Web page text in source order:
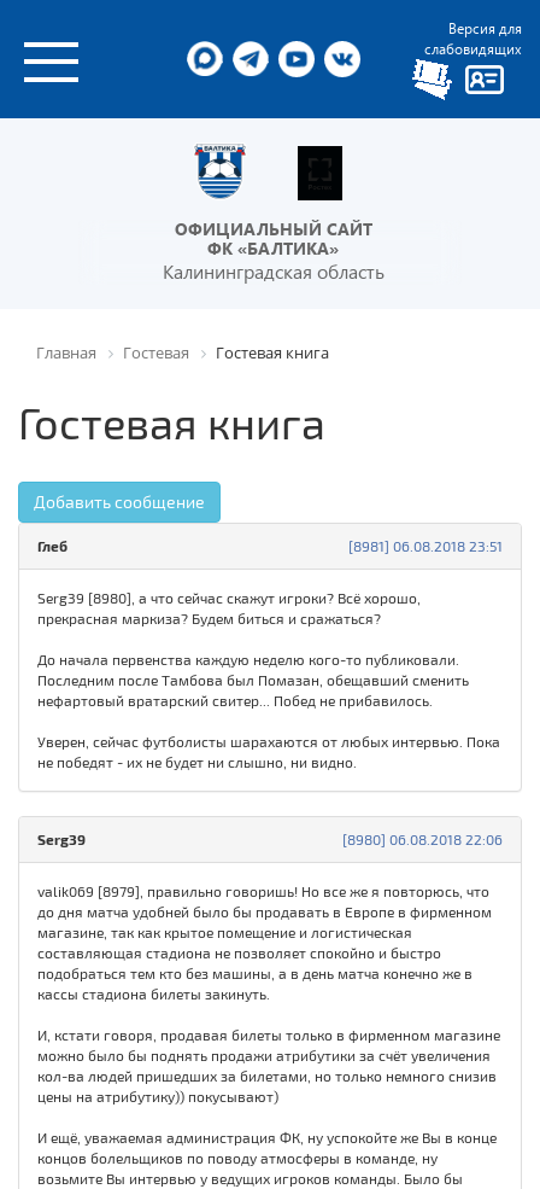
Версия для
слабовидящих
ОФИЦИАЛЬНЫЙ САЙТ
ФК «БАЛТИКА»
Калининградская область
Главная Гостевая Гостевая книга
Гостевая книга
Добавить сообщение
[8981] 06.08.2018 23:51
Глеб
Serg39 [8980], а что сейчас скажут игроки? Всё хорошо,
прекрасная маркиза? Будем биться и сражаться?
До начала первенства каждую неделю кого-то публиковали.
Последним после Тамбова был Помазан, обещавший сменить
нефартовый вратарский свитер... Побед не прибавилось.
Уверен, сейчас футболисты шарахаются от любых интервью. Пока
не победят - их не будет ни слышно, ни видно.
[8980] 06.08.2018 22:06
Serg39
valik069 [8979], правильно говоришь! Но все же я повторюсь, что
до дня матча удобней было бы продавать в Европе в фирменном
магазине, так как крытое помещение и логистическая
составляющая стадиона не позволяет спокойно и быстро
подобраться тем кто без машины, а в день матча конечно же в
кассы стадиона билеты закинуть.
И, кстати говоря, продавая билеты только в фирменном магазине
можно было бы поднять продажи атрибутики за счёт увеличения
кол-ва людей пришедших за билетами, но только немного снизив
цены на атрибутику)) покусывают)
И ещё, уважаемая администрация ФК, ну успокойте же Вы в конце
концов болельщиков по поводу атмосферы в команде, ну
возьмите Вы интервью у ведущих игроков команды. Было бы